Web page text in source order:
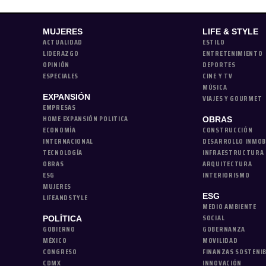
MUJERES
ACTUALIDAD
LIDERAZGO
OPINIÓN
ESPECIALES
EXPANSIÓN
EMPRESAS
HOME EXPANSIÓN POLITICA
ECONOMÍA
INTERNACIONAL
TECNOLOGÍA
OBRAS
ESG
MUJERES
LIFEANDSTYLE
POLÍTICA
GOBIERNO
MÉXICO
CONGRESO
CDMX
LIFE & STYLE
ESTILO
ENTRETENIMIENTO
DEPORTES
CINE Y TV
MÚSICA
VIAJES Y GOURMET
OBRAS
CONSTRUCCIÓN
DESARROLLO
INFRAESTRUCTURA
ARQUITECTURA
INTERIORISMO
ESG
MEDIO AMBIENTE
SOCIAL
GOBERNANZA
MOVILIDAD
FINANZAS
INNOVACIÓN